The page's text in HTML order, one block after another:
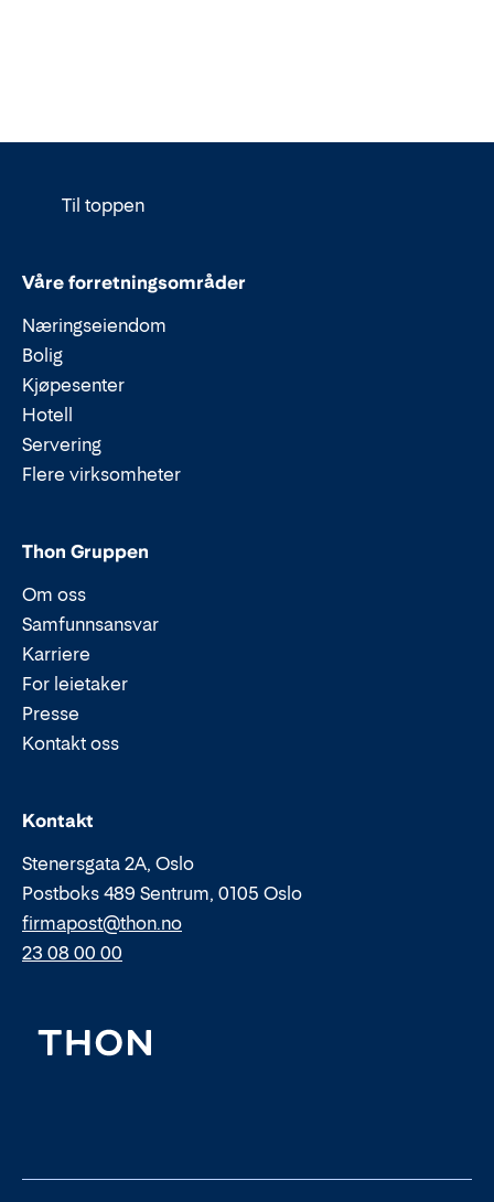
Til toppen
Våre forretningsområder
Næringseiendom
Bolig
Kjøpesenter
Hotell
Servering
Flere virksomheter
Thon Gruppen
Om oss
Samfunnsansvar
Karriere
For leietaker
Presse
Kontakt oss
Kontakt
Stenersgata 2A, Oslo
Postboks 489 Sentrum, 0105 Oslo
Epost:
firmapost@thon.no
Telefon:
23 08 00 00